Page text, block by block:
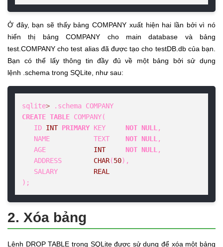
Ở đây, bạn sẽ thấy bảng COMPANY xuất hiện hai lần bởi vì nó
hiển thị bảng COMPANY cho main database và bảng
test.COMPANY cho test alias đã được tạo cho testDB.db của bạn.
Bạn có thể lấy thông tin đầy đủ về một bảng bởi sử dụng
lệnh .schema trong SQLite, như sau:
sqlite>
CREATE TABLE COMPANY(
   ID
INT PRIMARY KEY NOT NULL ,
   NAME           TEXT
NOT NULL ,
   AGE
INT NOT NULL ,
   ADDRESS
CHAR(50),
   SALARY
REAL
);
2. Xóa bảng
Lệnh DROP TABLE trong SQLite được sử dụng để xóa một bảng